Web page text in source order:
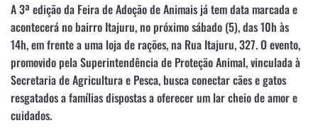
A 3ª edição da Feira de Adoção de Animais já tem data marcada e
acontecerá no bairro Itajuru, no próximo sábado (5), das 10h às
14h, em frente a uma loja de rações, na Rua Itajuru, 327. O evento,
promovido pela Superintendência de Proteção Animal, vinculada à
Secretaria de Agricultura e Pesca, busca conectar cães e gatos
resgatados a famílias dispostas a oferecer um lar cheio de amor e
cuidados.